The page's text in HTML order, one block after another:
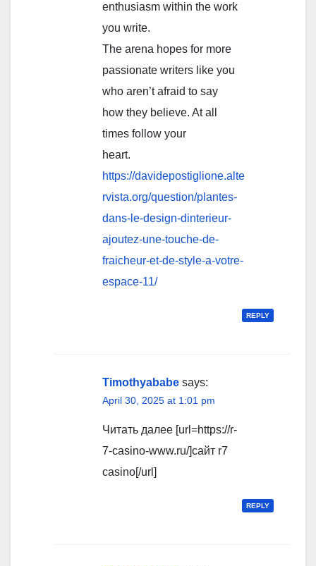
enthusiasm within the work
you write.
The arena hopes for more
passionate writers like you
who aren’t afraid to say
how they believe. At all
times follow your
heart.
https://davidepostiglione.alte
rvista.org/question/plantes-
dans-le-design-dinterieur-
ajoutez-une-touche-de-
fraicheur-et-de-style-a-votre-
espace-11/
REPLY
Timothyababe says:
April 30, 2025 at 1:01 pm
Читать далее [url=https://r-
7-casino-www.ru/]сайт r7
casino[/url]
REPLY